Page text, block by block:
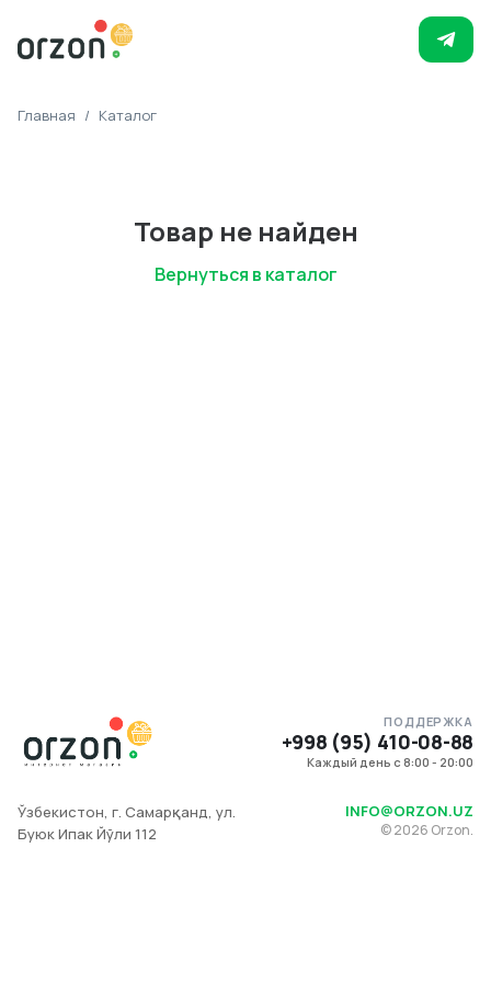
Главная / Каталог
Товар не найден
Вернуться в каталог
ПОДДЕРЖКА
+998 (95) 410-08-88
Каждый день с 8:00 - 20:00
Ўзбекистон, г. Самарқанд, ул.
Буюк Ипак Йўли 112
INFO@ORZON.UZ
©2026 Orzon.